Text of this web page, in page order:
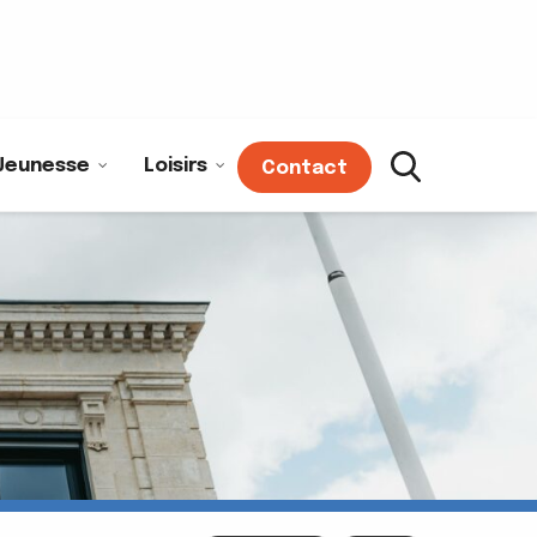
Loisirs Contact